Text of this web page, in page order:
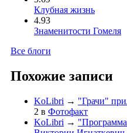
Клубная жизнь
4.93
Знаменитости Гомеля
Все блоги
Похожие записи
KoLibri → "Грачи"
2 в Фотофакт
KoLibri →